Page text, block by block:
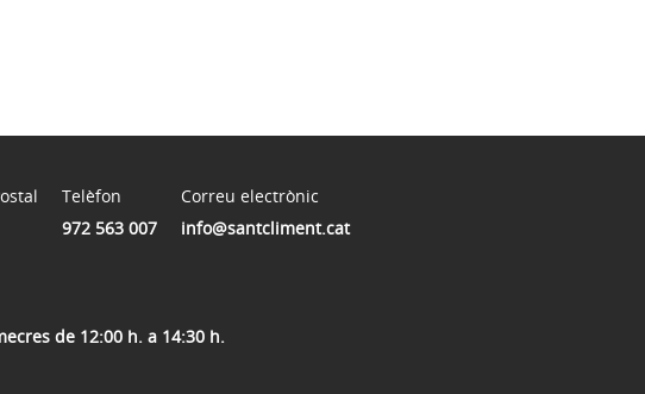
Telèfon
972 563 007
Correu electrònic
info@santcliment.cat
de 12:00 h. a 14:30 h.